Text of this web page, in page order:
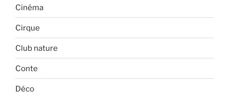
Cinéma
Cirque
Club nature
Conte
Déco